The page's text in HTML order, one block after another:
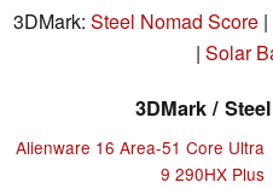
3DMark: Steel Nomad Score|
| Solar
3DMark /
Alienware 16 Area-51 Core Ultra
9 290HX Plus